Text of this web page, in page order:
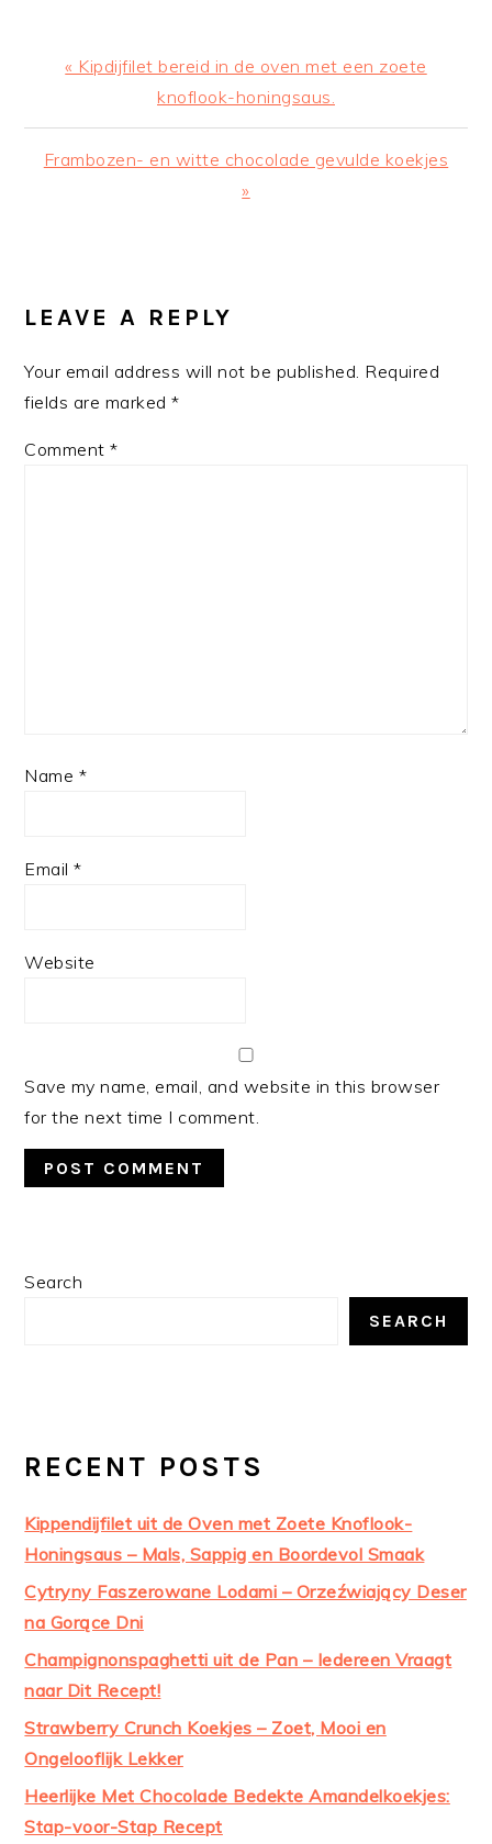
Previous
« Kipdijfilet bereid in de oven met een zoete
knoflook-honingsaus.
Next
Frambozen- en witte chocolade gevulde koekjes
»
INTERACTIONS
LEAVE A REPLY
Your email address will not be published. Required
fields are marked*
Comment*
Name *
Email*
Website
Save my name, email, and website in this browser
for the next time I comment.
PRIMARY
Search
SEARCH
RECENT POSTS
Kippendijfilet uit de Oven met Zoete Knoflook-
Honingsaus – Mals, Sappig en Boordevol Smaak
Cytryny Faszerowane Lodami – Orzeźwiający Deser
na Gorące Dni
Champignonspaghetti uit de Pan – Iedereen Vraagt
naar Dit Recept!
Strawberry Crunch Koekjes – Zoet, Mooi en
Ongelooflijk Lekker
Heerlijke Met Chocolade Bedekte Amandelkoekjes:
Stap-voor-Stap Recept